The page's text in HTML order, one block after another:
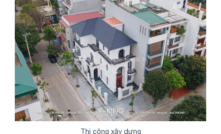
Thi công xây dựng